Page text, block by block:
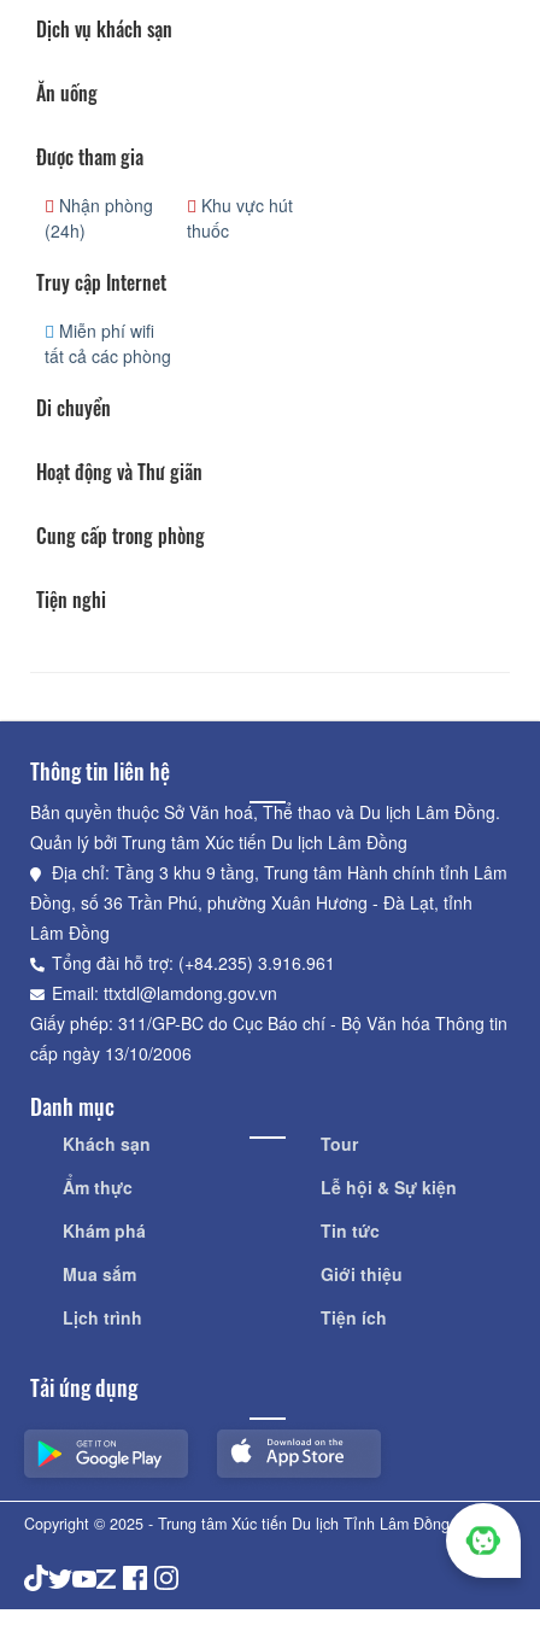
Dịch vụ khách sạn
Ăn uống
Được tham gia
Nhận phòng
(24h)
Khu vực hút
thuốc
Truy cập Internet
Miễn phí wifi
tất cả các phòng
Di chuyển
Hoạt động và Thư giãn
Cung cấp trong phòng
Tiện nghi
Thông tin liên hệ
Bản quyền thuộc Sở Văn hoá, Thể thao và Du lịch Lâm Đồng.
Quản lý bởi Trung tâm Xúc tiến Du lịch Lâm Đồng
Địa chỉ: Tầng 3 khu 9 tầng, Trung tâm Hành chính tỉnh Lâm
Đồng, số 36 Trần Phú, phường Xuân Hương - Đà Lạt, tỉnh
Lâm Đồng
Tổng đài hỗ trợ: (+84.235) 3.916.961
Email: ttxtdl@lamdong.gov.vn
Giấy phép: 311/GP-BC do Cục Báo chí - Bộ Văn hóa Thông tin
cấp ngày 13/10/2006
Danh mục
Khách sạn
Ẩm thực
Khám phá
Mua sắm
Lịch trình
Tour
Lễ hội & Sự kiện
Tin tức
Giới thiệu
Tiện ích
Tải ứng dụng
Copyright © 2025 - Trung tâm Xúc tiến Du lịch Tỉnh Lâm Đồng